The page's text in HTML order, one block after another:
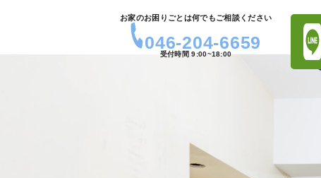
お家のお困りごとは何でもご相談ください
046-204-6659
受付時間 9:00~18:00